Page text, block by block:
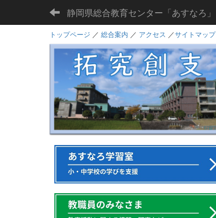
静岡県総合教育センター「あすなろ」
トップページ ／ 総合案内 ／ アクセス ／サイトマップ